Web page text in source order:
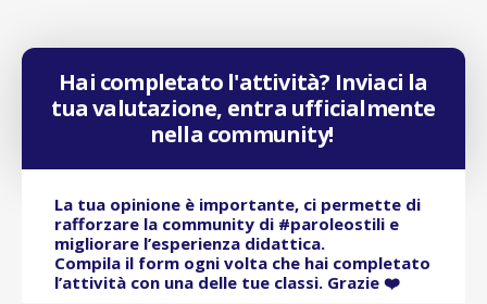
Hai completato l'attività? Inviaci la
tua valutazione, entra ufficialmente
nella community!
La tua opinione è importante, ci permette di
rafforzare la community di #paroleostili e
migliorare l’esperienza didattica.
Compila il form ogni volta che hai completato
l’attività con una delle tue classi. Grazie ❤️